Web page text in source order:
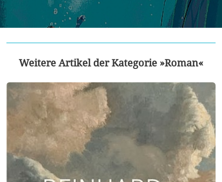
Weitere Artikel der Kategorie »Roman«